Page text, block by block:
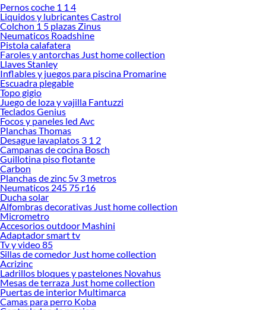
Desde remodelaciones hasta proyectos de decoración, estamos aquí para hacer
tus ideas realidad. ¡Visítanos y encuentra todo lo que tenemos para ofrecerte en
Tocadores!
Explora la variedad de productos de Tocadores en Sodimac
Herramientas, materiales y accesorios de calidad para tus proyectos y
renovación de espacios. ¡Visítanos y descubre todo lo que tenemos para
ofrecerte!
Encuentra una amplia variedad de productos de Tocadores en Sodimac.
Encuentra todo lo necesario para tus proyectos de renovación y decoración.
¡Visítanos y haz tus ideas realidad!
Pernos coche 1 1 4
Liquidos y lubricantes Castrol
Colchon 1 5 plazas Zinus
Neumaticos Roadshine
Pistola calafatera
Faroles y antorchas Just home collection
Llaves Stanley
Inflables y juegos para piscina Promarine
Escuadra plegable
Topo gigio
Juego de loza y vajilla Fantuzzi
Teclados Genius
Focos y paneles led Avc
Planchas Thomas
Desague lavaplatos 3 1 2
Campanas de cocina Bosch
Guillotina piso flotante
Carbon
Planchas de zinc 5v 3 metros
Neumaticos 245 75 r16
Ducha solar
Alfombras decorativas Just home collection
Micrometro
Accesorios outdoor Mashini
Adaptador smart tv
Tv y video 85
Sillas de comedor Just home collection
Acrizinc
Ladrillos bloques y pastelones Novahus
Mesas de terraza Just home collection
Puertas de interior Multimarca
Camas para perro Koba